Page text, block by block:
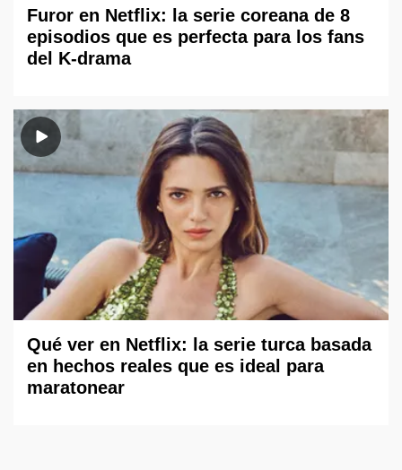
Furor en Netflix: la serie coreana de 8
episodios que es perfecta para los fans
del K-drama
Qué ver en Netflix: la serie turca basada
en hechos reales que es ideal para
maratonear